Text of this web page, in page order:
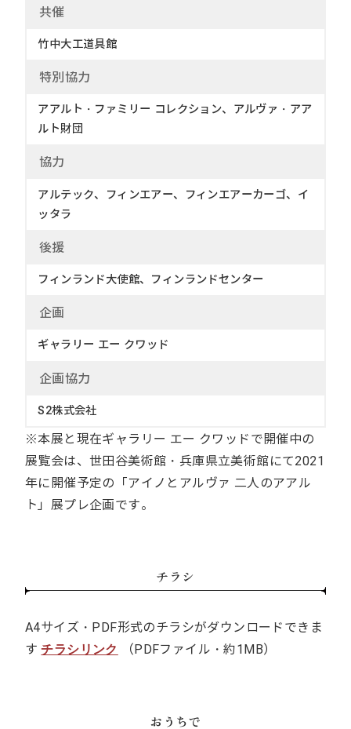
共催
竹中大工道具館
特別協力
アアルト・ファミリー コレクション、アルヴァ・アア
ルト財団
協力
アルテック、フィンエアー、フィンエアーカーゴ、イ
ッタラ
後援
フィンランド大使館、フィンランドセンター
企画
ギャラリー エー クワッド
企画協力
S2株式会社
※本展と現在ギャラリー エー クワッドで開催中の
展覧会は、世田谷美術館・兵庫県立美術館にて2021
年に開催予定の「アイノとアルヴァ 二人のアアル
ト」展プレ企画です。
チラシ
A4サイズ・PDF形式のチラシがダウンロードできま
す チラシリンク （PDFファイル・約1MB）
おうちで